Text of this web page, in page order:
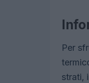
Per
strati,